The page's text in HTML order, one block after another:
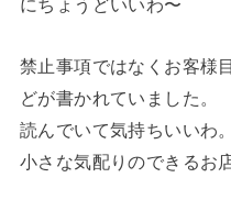
にちょうどいいわ〜
禁止事項ではなくお客様
どが書かれていました。
読んでいて気持ちいいわ。
小さな気配りのできるお